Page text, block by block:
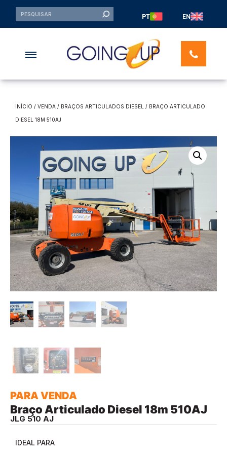
PT EN
INÍCIO / VENDA / BRAÇOS ARTICULADOS DIESEL / BRAÇO ARTICULADO
DIESEL 18M 510AJ
PARA VENDA
Braço Articulado Diesel 18m 510AJ
JLG 510 AJ
IDEAL PARA